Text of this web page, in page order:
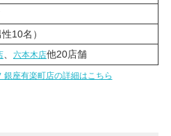
10名）
、 六本木店他20店舗
銀座有楽町店の詳細はこちら